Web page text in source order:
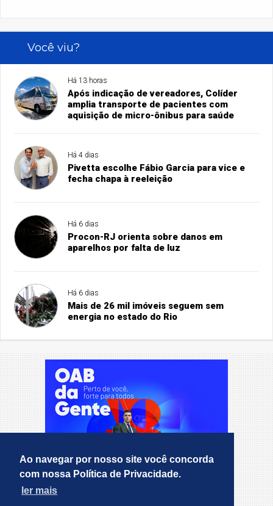
Ao navegar por nosso site você concorda
com nossa Política de Privacidade.
ler mais
Você viu?
Há 13 horas
Após indicação de vereadores, Colíder
amplia transporte de pacientes com
aquisição de micro-ônibus para saúde
Há 4 dias
Pivetta escolhe Fábio Garcia para vice e
fecha chapa à reeleição
Há 6 dias
Procon-RJ orienta sobre danos em
aparelhos por falta de luz
Há 6 dias
Mais de 26 mil imóveis seguem sem
energia no estado do Rio